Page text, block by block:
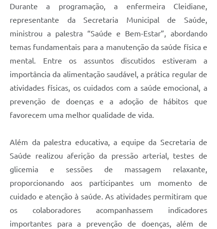
Durante a programação, a enfermeira Cleidiane,
representante da Secretaria Municipal de Saúde,
ministrou a palestra “Saúde e Bem-Estar”, abordando
temas fundamentais para a manutenção da saúde física e
mental. Entre os assuntos discutidos estiveram a
importância da alimentação saudável, a prática regular de
atividades físicas, os cuidados com a saúde emocional, a
prevenção de doenças e a adoção de hábitos que
favorecem uma melhor qualidade de vida.
Além da palestra educativa, a equipe da Secretaria de
Saúde realizou aferição da pressão arterial, testes de
glicemia e sessões de massagem relaxante,
proporcionando aos participantes um momento de
cuidado e atenção à saúde. As atividades permitiram que
os colaboradores acompanhassem indicadores
importantes para a prevenção de doenças, além de